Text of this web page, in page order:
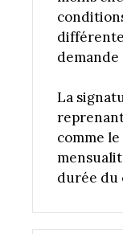
La
comme
durée du